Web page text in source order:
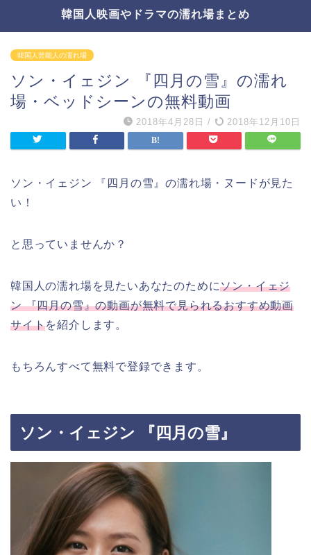
韓国人映画やドラマの濡れ場まとめ
韓国人芸能人の濡れ場
ソン・イェジン 『四月の雪』の濡れ
場・ベッドシーンの無料動画
2018年4月28日 / 2018年12月10日
ソン・イェジン 『四月の雪』の濡れ場・ヌードが見た
い！
と思っていませんか？
韓国人の濡れ場を見たいあなたのためにソン・イェジ
ン 『四月の雪』の動画が無料で見られるおすすめ動画
サイトを紹介します。
もちろんすべて無料で登録できます。
ソン・イェジン 『四月の雪』